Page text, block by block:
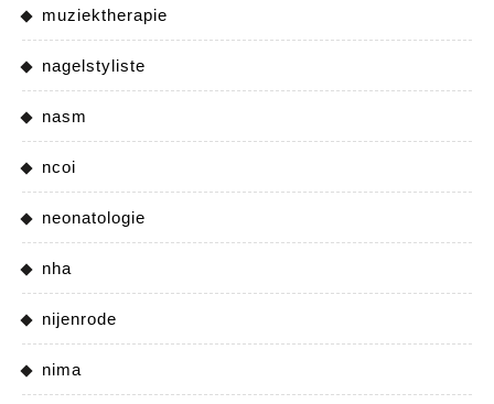
muziektherapie
nagelstyliste
nasm
ncoi
neonatologie
nha
nijenrode
nima